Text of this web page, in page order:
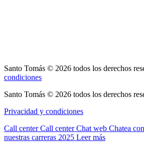
Santo Tomás © 2026 todos los derechos
condiciones
Santo Tomás © 2026 todos los derechos
Privacidad y condiciones
Call center Call center Chat web Chatea
nuestras carreras 2025 Leer más